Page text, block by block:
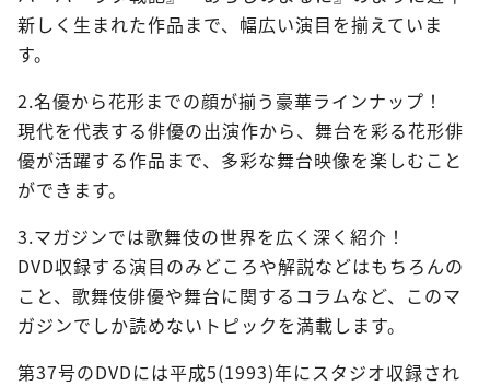
新しく生まれた作品まで、幅広い演目を揃えていま
す。
2.名優から花形までの顔が揃う豪華ラインナップ！
現代を代表する俳優の出演作から、舞台を彩る花形俳
優が活躍する作品まで、多彩な舞台映像を楽しむこと
ができます。
3.マガジンでは歌舞伎の世界を広く深く紹介！
DVD収録する演目のみどころや解説などはもちろんの
こと、歌舞伎俳優や舞台に関するコラムなど、このマ
ガジンでしか読めないトピックを満載します。
第37号のDVDには平成5(1993)年にスタジオ収録され